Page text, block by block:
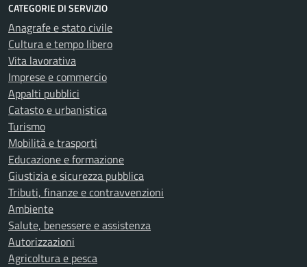
CATEGORIE DI SERVIZIO
Anagrafe e stato civile
Cultura e tempo libero
Vita lavorativa
Imprese e commercio
Appalti pubblici
Catasto e urbanistica
Turismo
Mobilità e trasporti
Educazione e formazione
Giustizia e sicurezza pubblica
Tributi, finanze e contravvenzioni
Ambiente
Salute, benessere e assistenza
Autorizzazioni
Agricoltura e pesca